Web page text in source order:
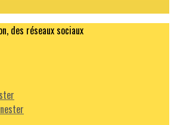
des réseaux sociaux